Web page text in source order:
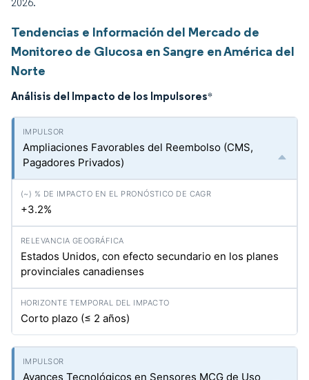
Tendencias e Información del Mercado de
Monitoreo de Glucosa en Sangre en América del
Norte
Análisis del Impacto de los Impulsores*
Ampliaciones Favorables del Reembolso (CMS,
Pagadores Privados)
+3.2%
Estados Unidos, con efecto secundario en los planes
provinciales canadienses
Corto plazo (≤ 2 años)
Avances Tecnológicos en Sensores MCG de Uso